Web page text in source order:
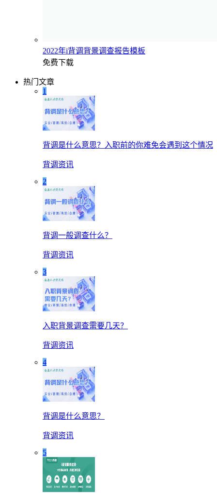
2022年i背调背景调查报告模板
免费下载
热门文章
1
背调是什么意思？入职前的你难免会遇到这个情况
背调资讯
2
背调一般调查什么？
背调资讯
3
入职背景调查需要几天？
背调资讯
4
背调是什么意思？
背调资讯
5